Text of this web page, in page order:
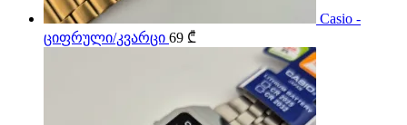
Casio -
ციფრული/კვარცი 69 ₾